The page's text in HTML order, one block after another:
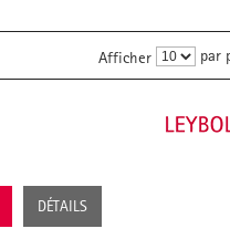
Afficher par
DÉTAILS